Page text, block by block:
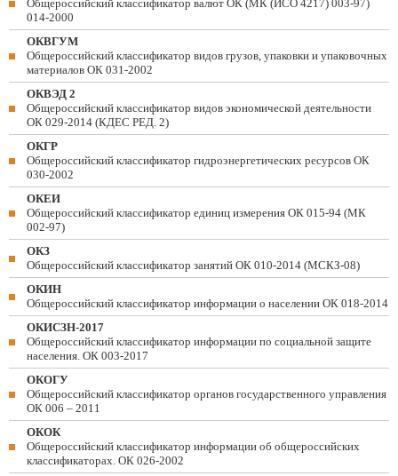
Общероссийский классификатор валют ОК (МК (ИСО 4217) 003-97)
014-2000
ОКВГУМ
Общероссийский классификатор видов грузов, упаковки и упаковочных
материалов ОК 031-2002
ОКВЭД 2
Общероссийский классификатор видов экономической деятельности
ОК 029-2014 (КДЕС РЕД. 2)
ОКГР
Общероссийский классификатор гидроэнергетических ресурсов ОК
030-2002
ОКЕИ
Общероссийский классификатор единиц измерения ОК 015-94 (МК
002-97)
ОКЗ
Общероссийский классификатор занятий ОК 010-2014 (МСКЗ-08)
ОКИН
Общероссийский классификатор информации о населении ОК 018-2014
ОКИСЗН-2017
Общероссийский классификатор информации по социальной защите
населения. ОК 003-2017
ОКОГУ
Общероссийский классификатор органов государственного управления
ОК 006 – 2011
ОКОК
Общероссийский классификатор информации об общероссийских
классификаторах. ОК 026-2002